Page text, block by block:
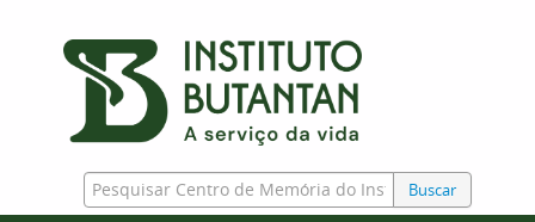
Buscar